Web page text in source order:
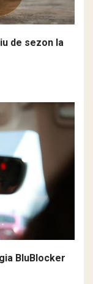
de sezon la
BluBlocker